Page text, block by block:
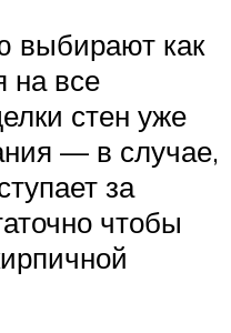
выбирают как
на все
стен уже
— в случае,
за
чтобы